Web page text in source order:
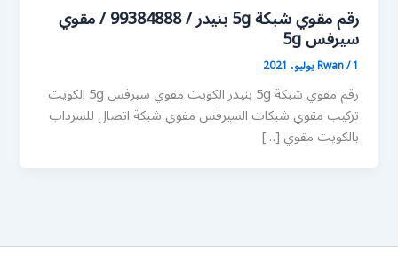
رقم مقوي شبكة 5g بنيدر / 99384888 / مقوي
سيرفس 5g
Rwan/1 يوليو، 2021
رقم مقوي شبكة 5g بنيدر الكويت مقوي سيرفس 5g الكويت
تركيب مقوي شبكات السيرفس مقوي شبكة اتصال للسرداب
بالكويت مقوي […]